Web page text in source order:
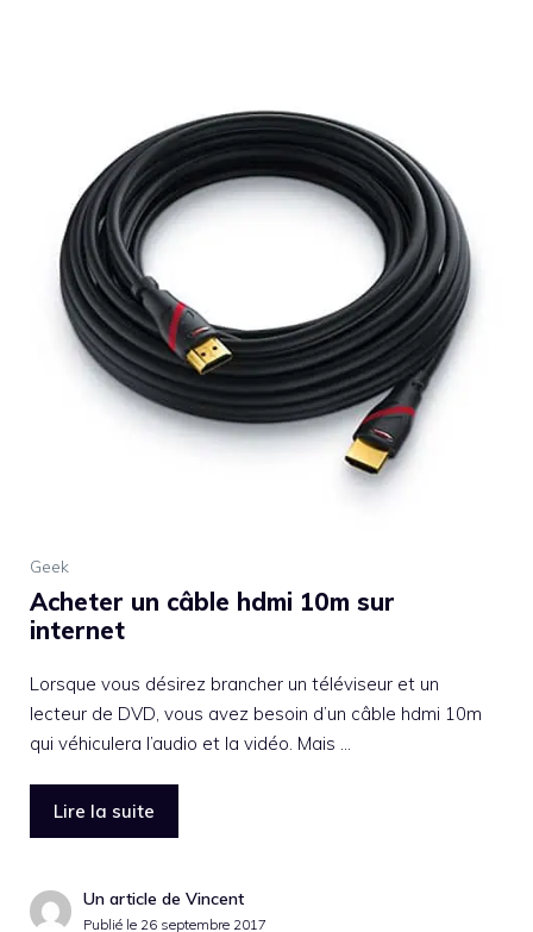
Geek
Acheter un câble hdmi 10m sur
internet
Lorsque vous désirez brancher un téléviseur et un
lecteur de DVD, vous avez besoin d’un câble hdmi 10m
qui véhiculera l’audio et la vidéo. Mais …
Lire la suite
Un article de Vincent
Publié le 26 septembre 2017